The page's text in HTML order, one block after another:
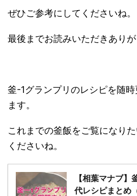
ぜひご参考にしてくださいね。
最後までお読みいただきありが
釜-1グランプリのレシピを随
ます。
これまでの釜飯をご覧になり
くださいね。
【相葉マナブ
代レシピまとめ